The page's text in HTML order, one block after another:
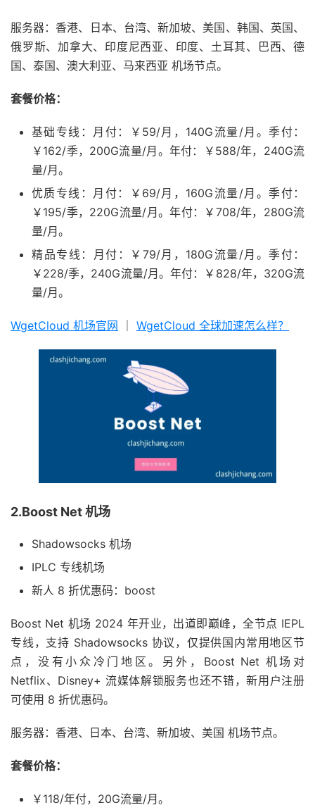
服务器：香港、日本、台湾、新加坡、美国、韩国、英国、
俄罗斯、加拿大、印度尼西亚、印度、土耳其、巴西、德
国、泰国、澳大利亚、马来西亚 机场节点。
套餐价格：
基础专线：月付：￥59/月，140G流量/月。季付：
￥162/季，200G流量/月。年付：￥588/年，240G流
量/月。
优质专线：月付：￥69/月，160G流量/月。季付：
￥195/季，220G流量/月。年付：￥708/年，280G流
量/月。
精品专线：月付：￥79/月，180G流量/月。季付：
￥228/季，240G流量/月。年付：￥828/年，320G流
量/月。
WgetCloud 机场官网 WgetCloud 全球加速怎么样？
2.Boost Net 机场
Shadowsocks 机场
IPLC 专线机场
新人 8 折优惠码：boost
Boost Net 机场 2024 年开业，出道即巅峰，全节点 IEPL
专线，支持 Shadowsocks 协议，仅提供国内常用地区节
点，没有小众冷门地区。另外，Boost Net 机场对
Netflix、Disney+ 流媒体解锁服务也还不错，新用户注册
可使用 8 折优惠码。
服务器：香港、日本、台湾、新加坡、美国 机场节点。
套餐价格：
￥118/年付，20G流量/月。